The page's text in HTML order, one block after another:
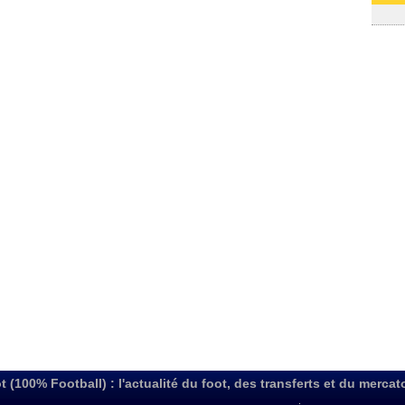
(100% Football) : l'actualité du foot, des transferts et du